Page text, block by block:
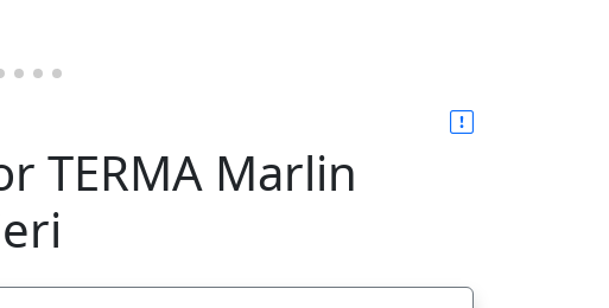
TERMA Marlin